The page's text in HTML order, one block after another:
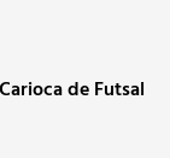
de Futsal